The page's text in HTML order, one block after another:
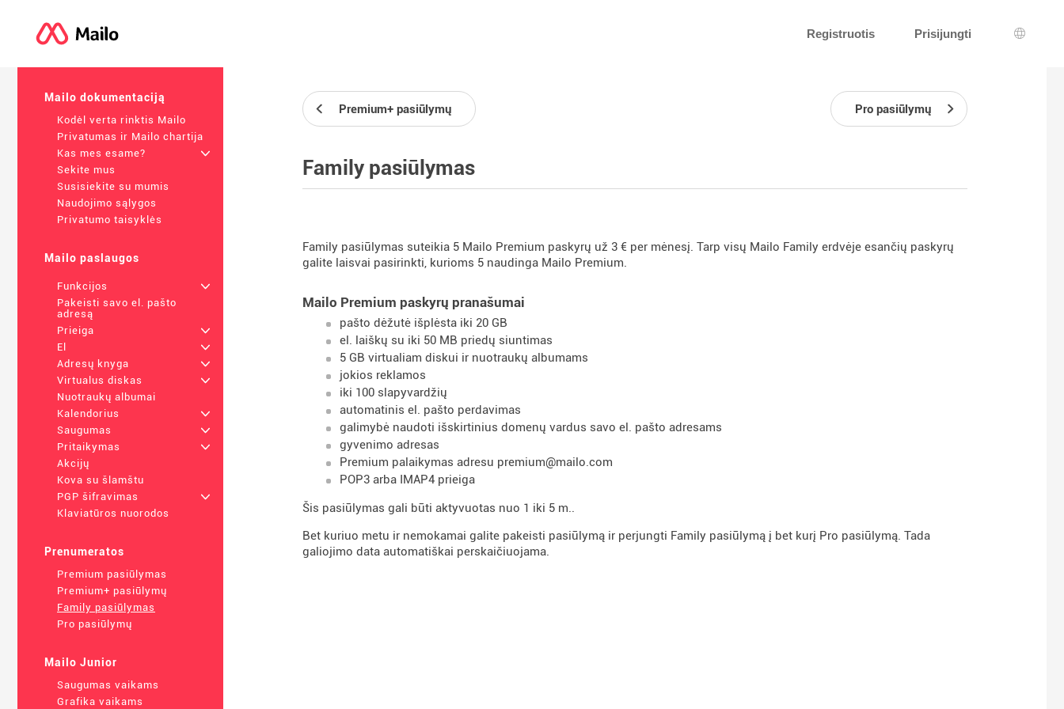
Registruotis Prisijungti
Kalbos
Mailo dokumentaciją
Kodėl verta rinktis Mailo
Privatumas ir Mailo chartija
Kas mes esame?
+
Sekite mus
Susisiekite su mumis
Naudojimo sąlygos
Privatumo taisyklės
Mailo paslaugos
Funkcijos
+
Pakeisti savo el. pašto
adresą
Prieiga
+
El
+
Adresų knyga
+
Virtualus diskas
+
Nuotraukų albumai
Kalendorius
+
Saugumas
+
Pritaikymas
+
Akcijų
Kova su šlamštu
PGP šifravimas
+
Klaviatūros nuorodos
Prenumeratos
Premium pasiūlymas
Premium+ pasiūlymų
Family pasiūlymas
Pro pasiūlymų
Mailo Junior
Saugumas vaikams
Grafika vaikams
Premium+ pasiūlymų Pro pasiūlymų
Family pasiūlymas
Family pasiūlymas suteikia 5 Mailo Premium paskyrų už 3 € per mėnesį. Tarp visų Mailo Family erdvėje esančių paskyrų
galite laisvai pasirinkti, kurioms 5 naudinga Mailo Premium.
Mailo Premium paskyrų pranašumai
pašto dėžutė išplėsta iki 20 GB
el. laiškų su iki 50 MB priedų siuntimas
5 GB virtualiam diskui ir nuotraukų albumams
jokios reklamos
iki 100 slapyvardžių
automatinis el. pašto perdavimas
galimybė naudoti išskirtinius domenų vardus savo el. pašto adresams
gyvenimo adresas
Premium palaikymas adresu premium@mailo.com
POP3 arba IMAP4 prieiga
Šis pasiūlymas gali būti aktyvuotas nuo 1 iki 5 m..
Bet kuriuo metu ir nemokamai galite pakeisti pasiūlymą ir perjungti Family pasiūlymą į bet kurį Pro pasiūlymą. Tada
galiojimo data automatiškai perskaičiuojama.